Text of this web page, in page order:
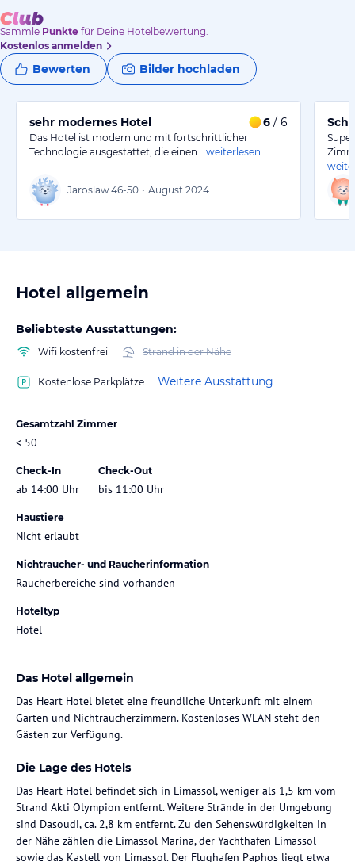
Sammle Punkte für Deine Hotelbewertung.
Kostenlos anmelden
Bewerten Bilder hochladen
sehr modernes Hotel 6 / 6
Das Hotel ist modern und mit fortschrittlicher
Technologie ausgestattet, die einen…
weiterlesen
Jaroslaw46-50 • August 2024
Hotel allgemein
Beliebteste Ausstattungen:
Wifi kostenfrei Strand in der Nähe
Kostenlose Parkplätze Weitere Ausstattung
Gesamtzahl Zimmer
< 50
Check-In
ab 14:00 Uhr
Check-Out
bis 11:00 Uhr
Haustiere
Nicht erlaubt
Nichtraucher- und Raucherinformation
Raucherbereiche sind vorhanden
Hoteltyp
Hotel
Das Hotel allgemein
Das Heart Hotel bietet eine freundliche Unterkunft mit einem
Garten und Nichtraucherzimmern. Kostenloses WLAN steht den
Gästen zur Verfügung.
Die Lage des Hotels
Das Heart Hotel befindet sich in Limassol, weniger als 1,5 km vom
Strand Akti Olympion entfernt. Weitere Strände in der Umgebung
sind Dasoudi, ca. 2,8 km entfernt. Zu den Sehenswürdigkeiten in
der Nähe zählen die Limassol Marina, der Yachthafen Limassol
sowie das Kastell von Limassol. Der Flughafen Paphos liegt etwa